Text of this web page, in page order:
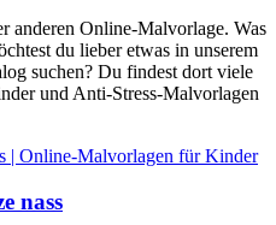
anderen Online-Malvorlage. Was
du lieber etwas in unserem
suchen? Du findest dort viele
und Anti-Stress-Malvorlagen
nass